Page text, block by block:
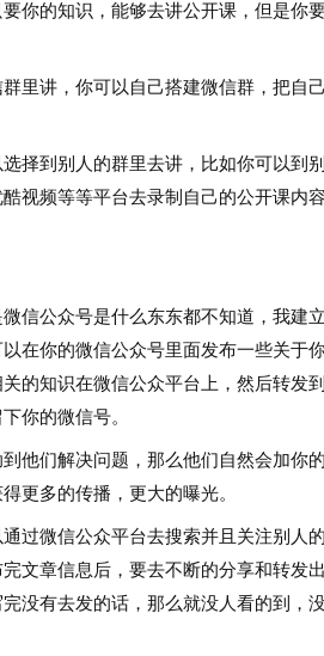
的知识，能够去讲公开课，但是你
讲，你可以自己搭建微信群，把自
到别人的群里去讲，比如你可以到
视频等等平台去录制自己的公开课内
公众号是什么东东都不知道，我建
在你的微信公众号里面发布一些关于
的知识在微信公众平台上，然后转发
你的微信号。
们解决问题，那么他们自然会加你
更多的传播，更大的曝光。
微信公众平台去搜索并且关注别人
文章信息后，要去不断的分享和转发
没有去发的话，那么就没人看的到，